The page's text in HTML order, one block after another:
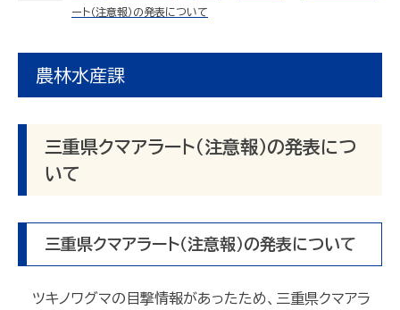
ート（注意報）の発表について
農林水産課
三重県クマアラート（注意報）の発表につ
いて
三重県クマアラート（注意報）の発表について
ツキノワグマの目撃情報があったため、三重県クマアラ